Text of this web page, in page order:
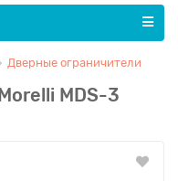
Дверные ограничители
MDS-3